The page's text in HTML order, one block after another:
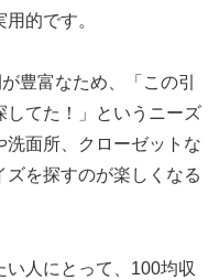
的です。
豊富なため、「この引
してた！」というニーズ
洗面所、クローゼットな
を探すのが楽しくなる
人にとって、100均収